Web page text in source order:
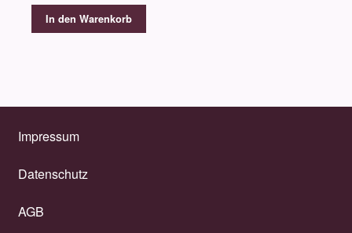
In den Warenkorb
Impressum
Datenschutz
AGB